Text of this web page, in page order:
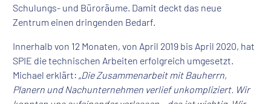
Schulungs- und Büroräume. Damit deckt das neue
Zentrum einen dringenden Bedarf.
Innerhalb von 12 Monaten, von April 2019 bis April 2020, hat
SPIE die technischen Arbeiten erfolgreich umgesetzt.
Michael erklärt: „Die Zusammenarbeit mit Bauherrn,
Planern und Nachunternehmen verlief unkompliziert. Wir